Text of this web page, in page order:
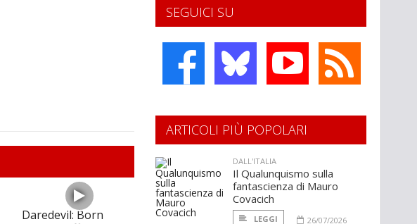
Daredevil: Born
SEGUICI SU
ARTICOLI PIÙ POPOLARI
DALL'ITALIA
Il Qualunquismo sulla
fantascienza di Mauro
Covacich
LEGGI
26/07/2026